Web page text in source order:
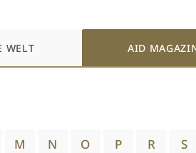
WELT AID
M N O P R S